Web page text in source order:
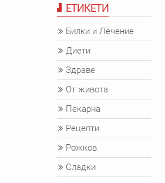
ЕТИКЕТИ
Билки и Лечение
Диети
Здраве
От живота
Пекарна
Рецепти
Рожков
Сладки